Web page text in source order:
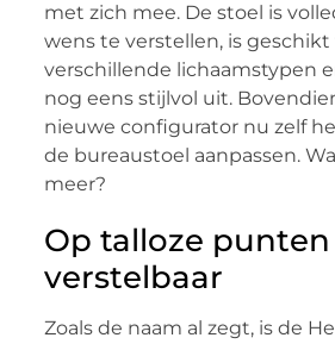
met zich mee. De stoel is
wens te verstellen, is geschikt
verschillende lichaamstypen
nog eens stijlvol uit.
nieuwe configurator nu zelf
de bureaustoel aanpassen.
meer?
Op talloze punten
verstelbaar
Zoals de naam al zegt, is de